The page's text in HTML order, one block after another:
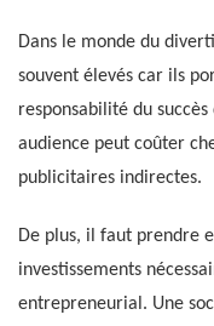
Dans le monde du
souvent élevés car ils
responsabilité du
audience peut coûter
publicitaires indirectes.
De plus, il faut prendre
investissements
entrepreneurial. Une